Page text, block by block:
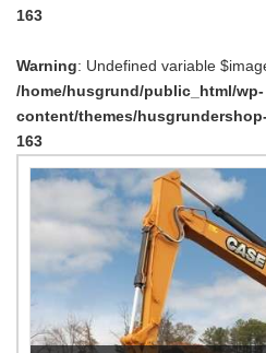
163
Warning: Undefined variable
/home/husgrund/public_html/wp-
content/themes/
163